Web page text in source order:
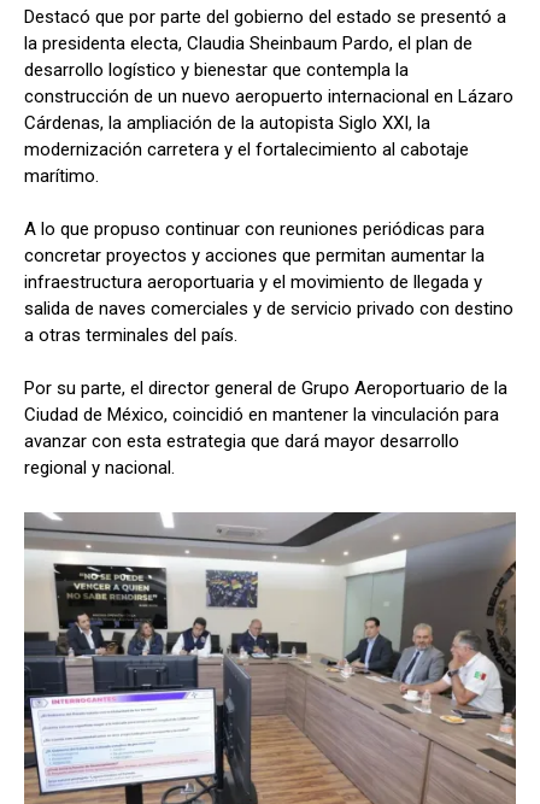
Destacó que por parte del gobierno del estado se presentó a
la presidenta electa, Claudia Sheinbaum Pardo, el plan de
desarrollo logístico y bienestar que contempla la
construcción de un nuevo aeropuerto internacional en Lázaro
Cárdenas, la ampliación de la autopista Siglo XXI, la
modernización carretera y el fortalecimiento al cabotaje
marítimo.
A lo que propuso continuar con reuniones periódicas para
concretar proyectos y acciones que permitan aumentar la
infraestructura aeroportuaria y el movimiento de llegada y
salida de naves comerciales y de servicio privado con destino
a otras terminales del país.
Por su parte, el director general de Grupo Aeroportuario de la
Ciudad de México, coincidió en mantener la vinculación para
avanzar con esta estrategia que dará mayor desarrollo
regional y nacional.